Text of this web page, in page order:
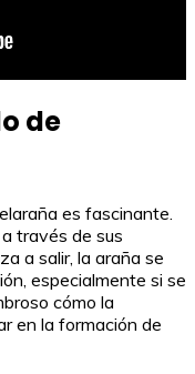
de
es fascinante.
través de sus
a salir, la araña se
especialmente si se
cómo la
en la formación de